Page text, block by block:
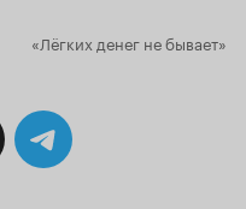
«Лёгких денег не бывает»